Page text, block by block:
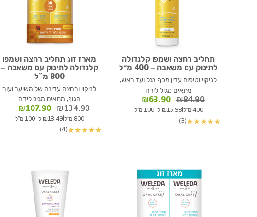
תחליב רחצה ושמפו קלנדולה
לתינוק עם משאבה – 400 מ״ל
לניקוי וטיפוח עדין מכף רגל ועד ראש,
מתאים מגיל לידה
₪84.90
המחיר
המקורי
₪63.90
המחיר
הנוכחי
400 מ"ל |₪15.98 ל- 100 מ"ל
★
★
★
★
★
(3)
מארז זוג תחליב רחצה ושמפו
קלנדולה לתינוק עם משאבה –
800 מ”ל
לניקוי ורחצה עדינה של השיער ועור
הגוף, מתאים מגיל לידה
₪134.90
המחיר
המקורי
₪107.90
המחיר
הנוכחי
800 מ"ל |₪13.49 ל- 100 מ"ל
★
★
★
★
★
(4)